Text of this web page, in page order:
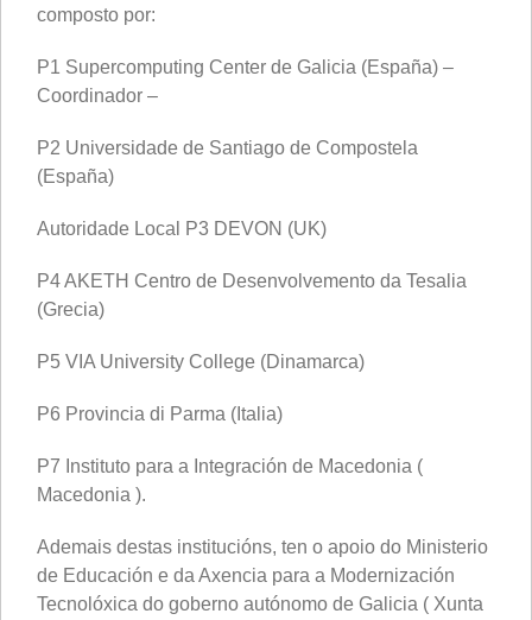
composto por:
P1 Supercomputing Center de Galicia (España) –
Coordinador –
P2 Universidade de Santiago de Compostela
(España)
Autoridade Local P3 DEVON (UK)
P4 AKETH Centro de Desenvolvemento da Tesalia
(Grecia)
P5 VIA University College (Dinamarca)
P6 Provincia di Parma (Italia)
P7 Instituto para a Integración de Macedonia (
Macedonia ).
Ademais destas institucións, ten o apoio do Ministerio
de Educación e da Axencia para a Modernización
Tecnolóxica do goberno autónomo de Galicia ( Xunta